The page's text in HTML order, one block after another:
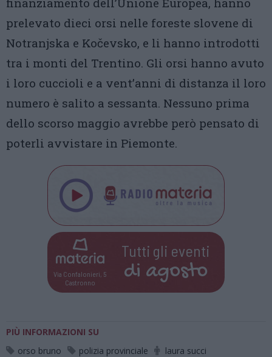
prelevato dieci orsi nelle foreste slovene di
Notranjska e Kočevsko, e li hanno introdotti
tra i monti del Trentino. Gli orsi hanno avuto
i loro cuccioli e a vent’anni di distanza il loro
numero è salito a sessanta. Nessuno prima
dello scorso maggio avrebbe però pensato di
poterli avvistare in Piemonte.
Via Confalonieri, 5
Castronno
Tutti gli eventi
di agosto
PIÙ INFORMAZIONI SU
orso bruno
polizia provinciale
laura succi